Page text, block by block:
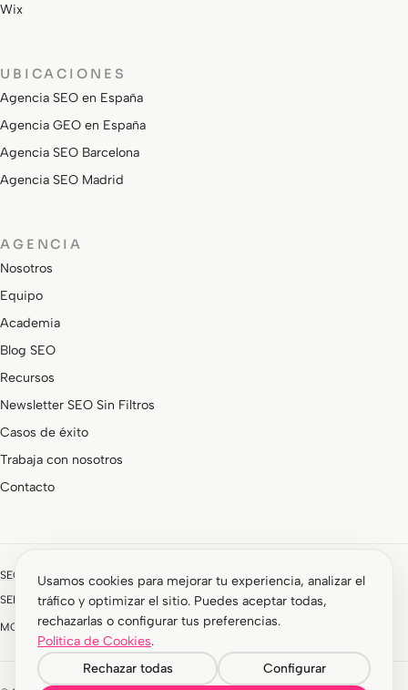
Wix
UBICACIONES
Agencia SEO en España
Agencia GEO en España
Agencia SEO Barcelona
Agencia SEO Madrid
AGENCIA
Nosotros
Equipo
Academia
Blog SEO
Recursos
Newsletter SEO Sin Filtros
Casos de éxito
Trabaja con nosotros
Contacto
SEOCOM forma parte de un grupo de marcas especializadas:
SEMStudio · SEM y paid mediaROIAnalytics · Analítica y CRO
MOON · Desarrollo webImpacktum · Marketing de influencers
Usamos cookies para mejorar tu experiencia, analizar el
tráfico y optimizar el sitio. Puedes aceptar todas,
rechazarlas o configurar tus preferencias.
Política de Cookies.
Rechazar todas
Configurar